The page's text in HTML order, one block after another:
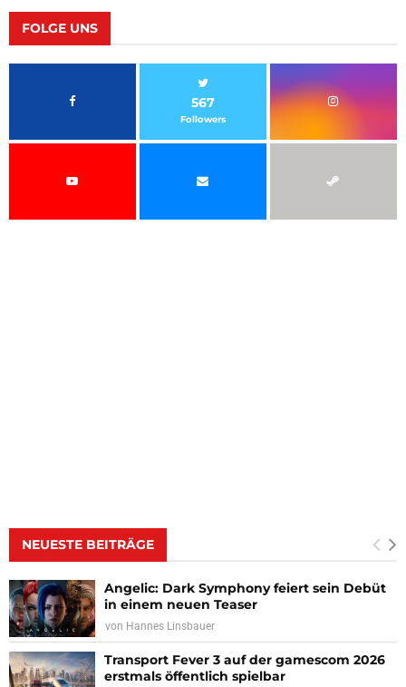
FOLGE UNS
567
Followers
NEUESTE BEITRÄGE
Angelic: Dark Symphony feiert sein Debüt
in einem neuen Teaser
von Hannes Linsbauer
Transport Fever 3 auf der gamescom 2026
erstmals öffentlich spielbar